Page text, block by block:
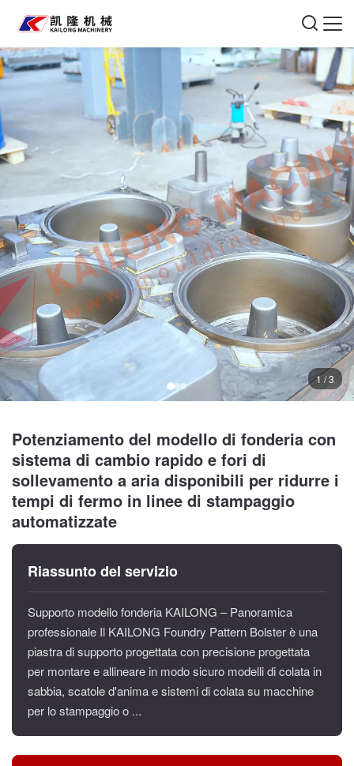
1 / 3
Potenziamento del modello di fonderia con
sistema di cambio rapido e fori di
sollevamento a aria disponibili per ridurre i
tempi di fermo in linee di stampaggio
automatizzate
Riassunto del servizio
Supporto modello fonderia KAILONG – Panoramica
professionale Il KAILONG Foundry Pattern Bolster è una
piastra di supporto progettata con precisione progettata
per montare e allineare in modo sicuro modelli di colata in
sabbia, scatole d'anima e sistemi di colata su macchine
per lo stampaggio o ...